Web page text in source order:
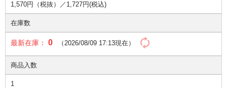
1,570円（税抜）／ 1,727円(税込)
在庫数
最新在庫： 0 （2026/08/09 17:13現在）
商品入数
1